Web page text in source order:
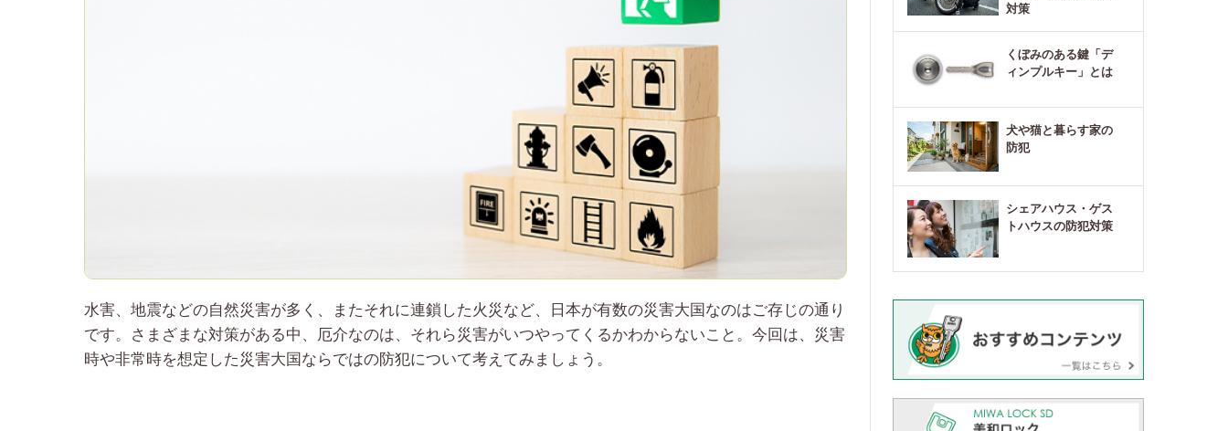
水害、地震などの自然災害が多く、またそれに連鎖した火災など、日本が有数の災害大国なのはご存じの通り
です。さまざまな対策がある中、厄介なのは、それら災害がいつやってくるかわからないこと。今回は、災害
時や非常時を想定した災害大国ならではの防犯について考えてみましょう。
対策
くぼみのある鍵「デ
ィンプルキー」とは
犬や猫と暮らす家の
防犯
シェアハウス・ゲス
トハウスの防犯対策